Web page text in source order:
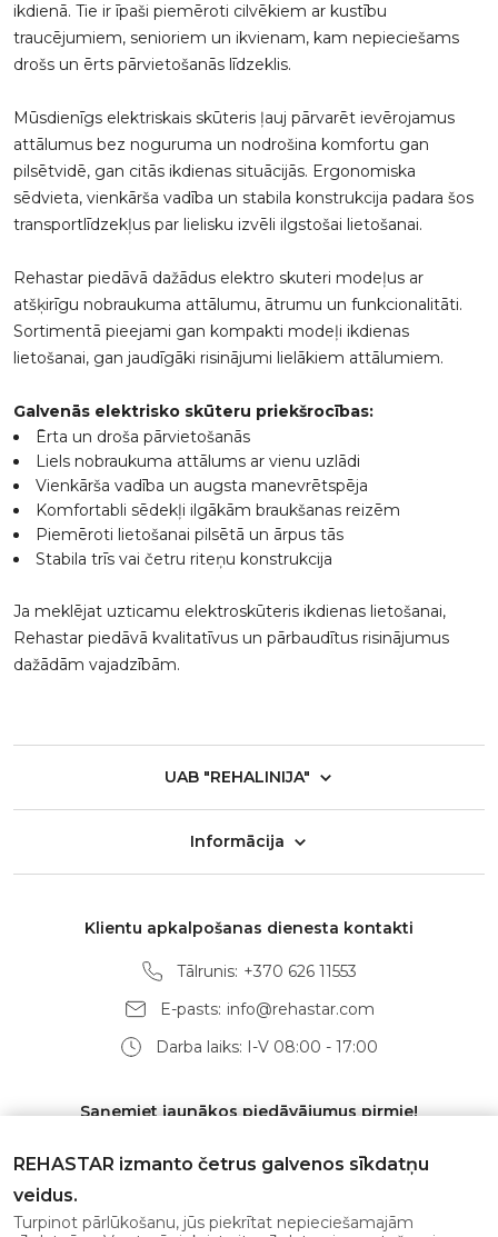
ikdienā. Tie ir īpaši piemēroti cilvēkiem ar kustību
traucējumiem, senioriem un ikvienam, kam nepieciešams
drošs un ērts pārvietošanās līdzeklis.
Mūsdienīgs elektriskais skūteris ļauj pārvarēt ievērojamus
attālumus bez noguruma un nodrošina komfortu gan
pilsētvidē, gan citās ikdienas situācijās. Ergonomiska
sēdvieta, vienkārša vadība un stabila konstrukcija padara šos
transportlīdzekļus par lielisku izvēli ilgstošai lietošanai.
Rehastar piedāvā dažādus elektro skuteri modeļus ar
atšķirīgu nobraukuma attālumu, ātrumu un funkcionalitāti.
Sortimentā pieejami gan kompakti modeļi ikdienas
lietošanai, gan jaudīgāki risinājumi lielākiem attālumiem.
Galvenās elektrisko skūteru priekšrocības:
Ērta un droša pārvietošanās
Liels nobraukuma attālums ar vienu uzlādi
Vienkārša vadība un augsta manevrētspēja
Komfortabli sēdekļi ilgākām braukšanas reizēm
Piemēroti lietošanai pilsētā un ārpus tās
Stabila trīs vai četru riteņu konstrukcija
Ja meklējat uzticamu elektroskūteris ikdienas lietošanai,
Rehastar piedāvā kvalitatīvus un pārbaudītus risinājumus
dažādām vajadzībām.
UAB "REHALINIJA"
Informācija
Klientu apkalpošanas dienesta kontakti
Tālrunis: +370 626 11553
E-pasts: info@rehastar.com
Darba laiks: I-V 08:00 - 17:00
Saņemiet jaunākos piedāvājumus pirmie!
REHASTAR izmanto četrus galvenos sīkdatņu
veidus.
Turpinot pārlūkošanu, jūs piekrītat nepieciešamajām